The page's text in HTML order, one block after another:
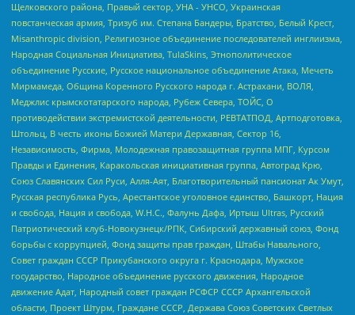
Щелковского района, Правый сектор, УНА - УНСО, Украинская
повстанческая армия, Тризуб им. Степана Бандеры, Братство, Белый Крест,
Misanthropic division, Религиозное объединение последователей инглиизма,
Народная Социальная Инициатива, TulaSkins, Этнополитическое
объединение Русские, Русское национальное объединение Атака, Мечеть
Мирмамеда, Община Коренного Русского народа г. Астрахани, ВОЛЯ,
Меджлис крымскотатарского народа, Рубеж Севера, ТОЙС, О
противодействии экстремистской деятельности, РЕВТАТПОД, Артподготовка,
Штольц, В честь иконы Божией Матери Державная, Сектор 16,
Независимость, Фирма, Молодежная правозащитная группа МПГ, Курсом
Правды и Единения, Каракольская инициативная группа, Автоград Крю,
Союз Славянских Сил Руси, Алля-Аят, Благотворительный пансионат Ак Умут,
Русская республика Русь, Арестантское уголовное единство, Башкорт, Нация
и свобода, Нация и свобода, W.H.С., Фалунь Дафа, Иртыш Ultras, Русский
Патриотический клуб-Новокузнецк/РПК, Сибирский державный союз, Фонд
борьбы с коррупцией, Фонд защиты прав граждан, Штабы Навального,
Совет граждан СССР Прикубанского округа г. Краснодара, Мужское
государство, Народное объединение русского движения, Народное
движение Адат, Народный совет граждан РСФСР СССР Архангельской
области, Проект Штурм, Граждане СССР, Держава Союз Советских Светлых